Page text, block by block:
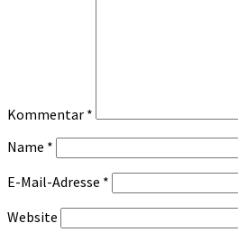
Kommentar *
Name *
E-Mail-Adresse *
Website